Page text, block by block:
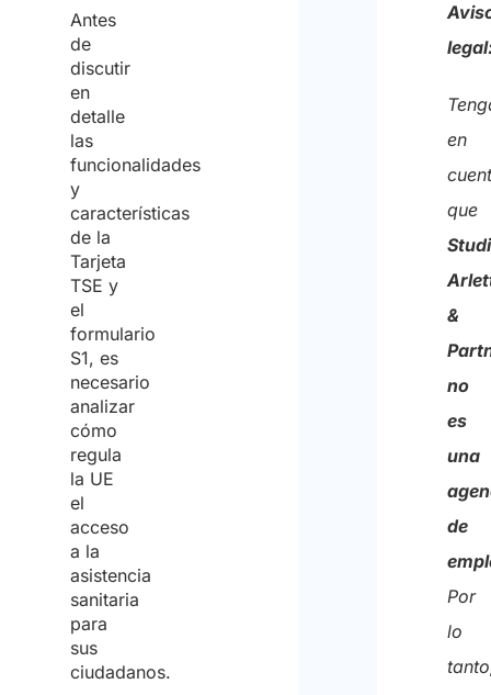
Antes
de
discutir
en
detalle
las
funcionalidades
y
características
de la
Tarjeta
TSE y
el
formulario
S1, es
necesario
analizar
cómo
regula
la UE
el
acceso
a la
asistencia
sanitaria
para
sus
ciudadanos.
de
datos
en
que
&
no
es
una
de
Por
lo